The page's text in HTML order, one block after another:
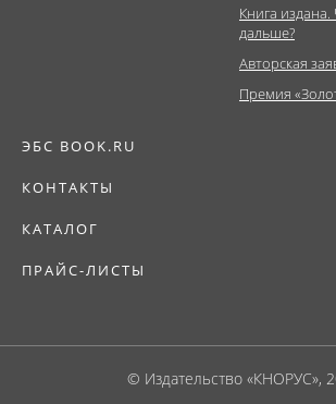
Книга издана.
дальше?
Авторская
Премия
ЭБС BOOK.RU
КОНТАКТЫ
КАТАЛОГ
ПРАЙС-ЛИСТЫ
© Издательство «КНОРУС»,